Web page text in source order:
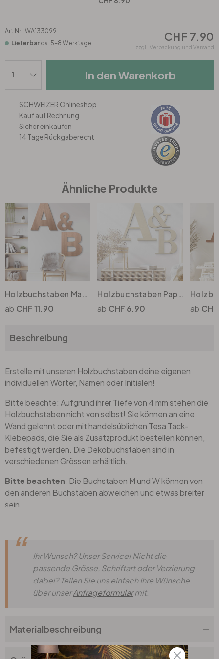
Büro
Art.Nr.: WA133099
Lieferbar ca. 5-8 Werktage CHF 7.90
zzgl. Verpackung und Versand
In den Warenkorb
SCHWEIZER Onlineshop
Kauf auf Rechnung
Sicher einkaufen
14 Tage Rückgaberecht
Ähnliche Produkte
Holzbuchstaben Mahagoni - Schriftart Swiss
CHF 11.90
Holzbuchstaben Pappel - Schriftart Bodoni
CHF 6.90
Beschreibung
Erstelle mit unseren Holzbuchstaben deine eigenen
individuellen Wörter, Namen oder Initialen!
Bitte beachte: Aufgrund ihrer Tiefe von 4 mm stehen die
Holzbuchstaben nicht von selbst! Sie können an eine
Wand gelehnt oder mit handelsüblichen Tesa Tack-
Klebepads, die Sie als Zusatzprodukt bestellen können,
befestigt werden. Die Dekobuchstaben sind in
verschiedenen Grössen erhältlich.
Bitte beachten: Die Buchstaben M und W können von
den anderen Buchstaben abweichen und etwas breiter
sein.
Ihr Wunsch? Unser Service! Nicht die
passende Grösse, Schriftart oder Verzierung
dabei? Teilen Sie uns einfach Ihre Wünsche
über unserAnfrageformularmit.
Materialbeschreibung